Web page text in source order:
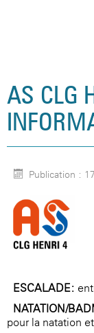
AS CLG
Publication :
ESCALADE:
NATATION/
pour la natation